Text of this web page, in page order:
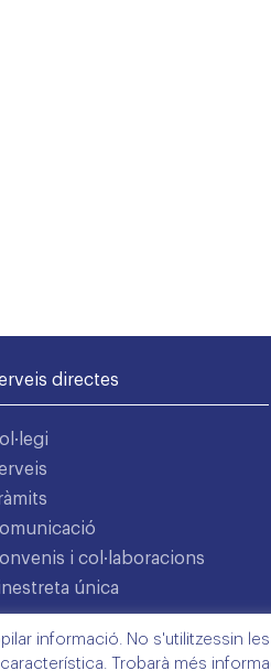
directes
i col·laboracions
única
informació. No s'utilitzessin
Trobarà més